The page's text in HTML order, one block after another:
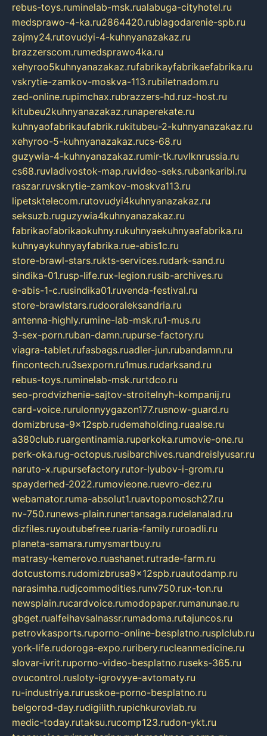
rebus-toys.ruminelab-msk.rualabuga-cityhotel.ru
medsprawo-4-ka.ru2864420.rublagodarenie-spb.ru
zajmy24.rutovudyi-4-kuhnyanazakaz.ru
brazzerscom.rumedsprawo4ka.ru
xehyroo5kuhnyanazakaz.rufabrikayfabrikaefabrika.ru
vskrytie-zamkov-moskva-113.rubiletnadom.ru
zed-online.rupimchax.rubrazzers-hd.ruz-host.ru
kitubeu2kuhnyanazakaz.runaperekate.ru
kuhnyaofabrikaufabrik.rukitubeu-2-kuhnyanazakaz.ru
xehyroo-5-kuhnyanazakaz.rucs-68.ru
guzywia-4-kuhnyanazakaz.rumir-tk.ruvlknrussia.ru
cs68.ruvladivostok-map.ruvideo-seks.rubankaribi.ru
raszar.ruvskrytie-zamkov-moskva113.ru
lipetsktelecom.rutovudyi4kuhnyanazakaz.ru
seksuzb.ruguzywia4kuhnyanazakaz.ru
fabrikaofabrikaokuhny.rukuhnyaekuhnyaafabrika.ru
kuhnyaykuhnyayfabrika.rue-abis1c.ru
store-brawl-stars.rukts-services.rudark-sand.ru
sindika-01.rusp-life.rux-legion.rusib-archives.ru
e-abis-1-c.rusindika01.ruvenda-festival.ru
store-brawlstars.rudooraleksandria.ru
antenna-highly.rumine-lab-msk.ru1-mus.ru
3-sex-porn.ruban-damn.rupurse-factory.ru
viagra-tablet.rufasbags.ruadler-jun.rubandamn.ru
fincontech.ru3sexporn.ru1mus.rudarksand.ru
rebus-toys.ruminelab-msk.rurtdco.ru
seo-prodvizhenie-sajtov-stroitelnyh-kompanij.ru
card-voice.rurulonnyygazon177.rusnow-guard.ru
domizbrusa-9x12spb.rudemaholding.ruaalse.ru
a380club.ruargentinamia.ruperkoka.rumovie-one.ru
perk-oka.rug-octopus.rusibarchives.ruandreislyusar.ru
naruto-x.rupursefactory.rutor-lyubov-i-grom.ru
spayderhed-2022.rumovieone.ruevro-dez.ru
webamator.ruma-absolut1.ruavtopomosch27.ru
nv-750.runews-plain.runertansaga.rudelanalad.ru
dizfiles.ruyoutubefree.ruaria-family.ruroadli.ru
planeta-samara.rumysmartbuy.ru
matrasy-kemerovo.ruashanet.rutrade-farm.ru
dotcustoms.rudomizbrusa9x12spb.ruautodamp.ru
narasimha.rudjcommodities.runv750.rux-ton.ru
newsplain.rucardvoice.rumodopaper.rumanunae.ru
gbget.rualfeihavsalnassr.rumadoma.rutajuncos.ru
petrovkasports.ruporno-online-besplatno.rusplclub.ru
york-life.rudoroga-expo.ruribery.rucleanmedicine.ru
slovar-ivrit.ruporno-video-besplatno.ruseks-365.ru
ovucontrol.rusloty-igrovyye-avtomaty.ru
ru-industriya.rurusskoe-porno-besplatno.ru
belgorod-day.rudigilith.rupichkurovlab.ru
medic-today.rutaksu.rucomp123.rudon-ykt.ru